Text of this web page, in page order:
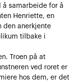
samarbeide for å
Henriette, en
den anerkjente
tilbake i
Troen på at
ved roret er
hos dem, er det